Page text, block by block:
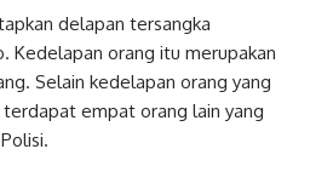
delapan tersangka
Kedelapan orang itu merupakan
Selain kedelapan orang yang
empat orang lain yang